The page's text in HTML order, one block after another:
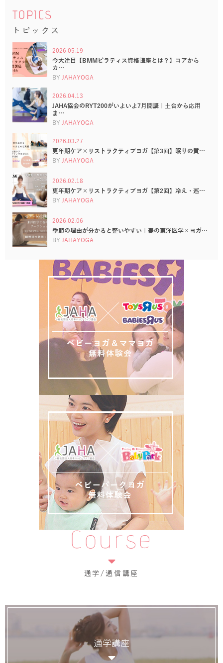
TOPICS
トピックス
2026.05.19
今大注目【BMMピラティス資格講座とは？】コアから
カ…
BY JAHAYOGA
2026.04.13
JAHA協会のRYT200がいよいよ7月開講｜土台から応用
ま…
BY JAHAYOGA
2026.03.27
更年期ケア×リストラクティブヨガ【第3回】眠りの質…
BY JAHAYOGA
2026.02.18
更年期ケア×リストラクティブヨガ【第2回】冷え・巡…
BY JAHAYOGA
2026.02.06
季節の理由が分かると整いやすい｜春の東洋医学×ヨガ…
BY JAHAYOGA
Course
通学/通信講座
通学講座